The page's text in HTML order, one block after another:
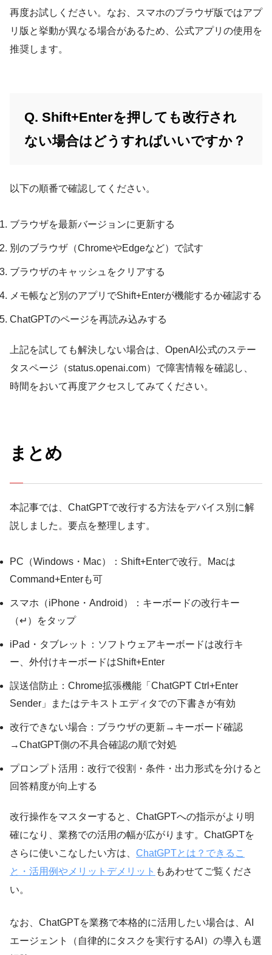
再度お試しください。なお、スマホのブラウザ版ではアプ
リ版と挙動が異なる場合があるため、公式アプリの使用を
推奨します。
Q. Shift+Enterを押しても改行され
ない場合はどうすればいいですか？
以下の順番で確認してください。
ブラウザを最新バージョンに更新する
別のブラウザ（ChromeやEdgeなど）で試す
ブラウザのキャッシュをクリアする
メモ帳など別のアプリでShift+Enterが機能するか確認する
ChatGPTのページを再読み込みする
上記を試しても解決しない場合は、OpenAI公式のステー
タスページ（status.openai.com）で障害情報を確認し、
時間をおいて再度アクセスしてみてください。
まとめ
本記事では、ChatGPTで改行する方法をデバイス別に解
説しました。要点を整理します。
PC（Windows・Mac）：Shift+Enterで改行。Macは
Command+Enterも可
スマホ（iPhone・Android）：キーボードの改行キー
（↵）をタップ
iPad・タブレット：ソフトウェアキーボードは改行キ
ー、外付けキーボードはShift+Enter
誤送信防止：Chrome拡張機能「ChatGPT Ctrl+Enter
Sender」またはテキストエディタでの下書きが有効
改行できない場合：ブラウザの更新→キーボード確認
→ChatGPT側の不具合確認の順で対処
プロンプト活用：改行で役割・条件・出力形式を分けると
回答精度が向上する
改行操作をマスターすると、ChatGPTへの指示がより明
確になり、業務での活用の幅が広がります。ChatGPTを
さらに使いこなしたい方は、 ChatGPTとは？できるこ
と・活用例やメリットデメリット もあわせてご覧くださ
い。
なお、ChatGPTを業務で本格的に活用したい場合は、AI
エージェント（自律的にタスクを実行するAI）の導入も選